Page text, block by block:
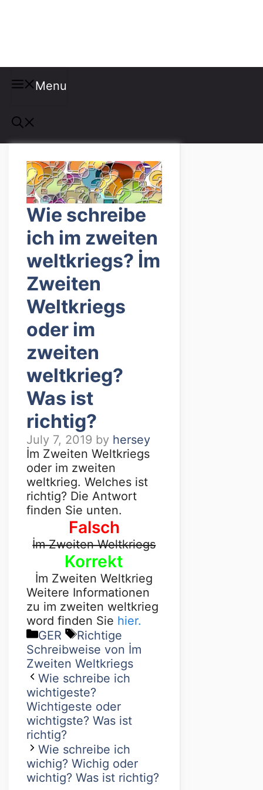
Menu
Wie schreibe
ich im zweiten
weltkriegs? İm
Zweiten
Weltkriegs
oder im
zweiten
weltkrieg?
Was ist
richtig?
July 7, 2019 by hersey
İm Zweiten Weltkriegs
oder im zweiten
weltkrieg. Welches ist
richtig? Die Antwort
finden Sie unten.
Falsch
İm Zweiten Weltkriegs
Korrekt
İm Zweiten Weltkrieg
Weitere Informationen
zu im zweiten weltkrieg
word finden Sie hier.
GER
Richtige
Schreibweise von İm
Zweiten Weltkriegs
Wie schreibe ich
wichtigeste?
Wichtigeste oder
wichtigste? Was ist
richtig?
Wie schreibe ich
wichig? Wichig oder
wichtig? Was ist richtig?